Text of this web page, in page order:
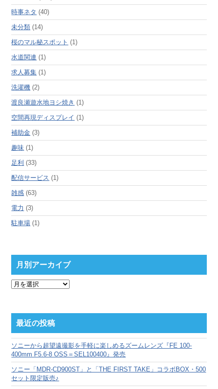
時事ネタ (40)
未分類 (14)
桜のマル秘スポット (1)
水道関連 (1)
求人募集 (1)
洗濯機 (2)
渡良瀬遊水地ヨシ焼き (1)
空間再現ディスプレイ (1)
補助金 (3)
趣味 (1)
足利 (33)
配信サービス (1)
雑感 (63)
電力 (3)
駐車場 (1)
月別アーカイブ
月
ー
カ
ブ
最近の投稿
ソニーから超望遠撮影を手軽に楽しめるズームレンズ『FE 100-
400mm F5.6-8 OSS＝SEL100400』発売
ソニー「MDR-CD900ST」と「THE FIRST TAKE」コラボBOX・500
セット限定販売♪